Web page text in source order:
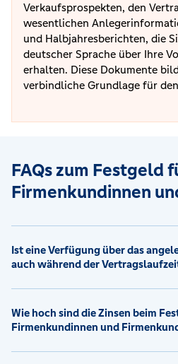
Verkaufsprospekten, den
wesentlichen
und Halbjahresberichten, die
deutscher Sprache über Ihre
erhalten. Diese Dokumente
verbindliche Grundlage für
FAQs zum Festgeld
Firmenkundinnen
Ist eine Verfügung über das
auch während der
Wie hoch sind die Zinsen beim
Firmenkundinnen und